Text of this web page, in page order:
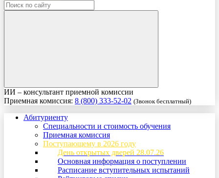
ИИ – консультант приемной комиссии
Приемная комиссия: 8 (800) 333-52-02 (Звонок бесплатный)
Абитуриенту
Специальности и стоимость обучения
Приемная комиссия
Поступающему в 2026 году
День открытых дверей 28.07.26
Основная информация о поступлении
Расписание вступительных испытаний